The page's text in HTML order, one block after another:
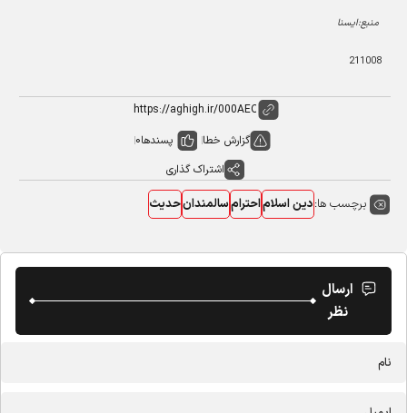
منبع:ایسنا
211008
گزارش خطا پسندها0
اشتراک گذاری
برچسب ها:دین اسلاماحترامسالمندانحدیث
ارسال
نظر